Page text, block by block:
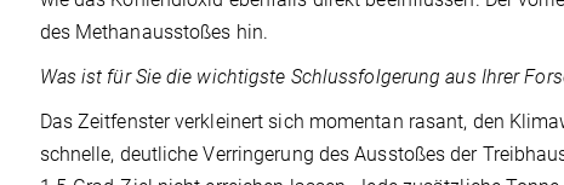
des Methanausstoßes hin.
Was ist für Sie die wichtigste Schlussfolgerung aus Ihrer
Das Zeitfenster verkleinert sich momentan rasant, den
schnelle, deutliche Verringerung des Ausstoßes der